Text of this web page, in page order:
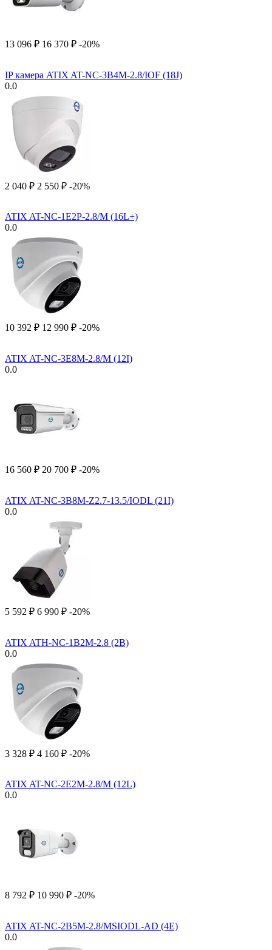
13 096 ₽ 16 370 ₽ -20%
IP камера ATIX AT-NC-3B4M-2.8/IOF (18J)
0.0
2 040 ₽ 2 550 ₽ -20%
ATIX AT-NC-1E2P-2.8/M (16L+)
0.0
10 392 ₽ 12 990 ₽ -20%
ATIX AT-NC-3E8M-2.8/M (12I)
0.0
16 560 ₽ 20 700 ₽ -20%
ATIX AT-NC-3B8M-Z2.7-13.5/IODL (21I)
0.0
5 592 ₽ 6 990 ₽ -20%
ATIX ATH-NC-1B2M-2.8 (2B)
0.0
3 328 ₽ 4 160 ₽ -20%
ATIX AT-NC-2E2M-2.8/M (12L)
0.0
8 792 ₽ 10 990 ₽ -20%
ATIX AT-NC-2B5M-2.8/MSIODL-AD (4E)
0.0